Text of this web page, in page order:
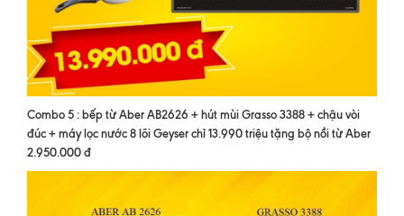
Combo 5 : bếp từ Aber AB2626 + hút mùi Grasso 3388 + chậu vòi
đúc + máy lọc nước 8 lõi Geyser chỉ 13.990 triệu tặng bộ nồi từ Aber
2.950.000 đ